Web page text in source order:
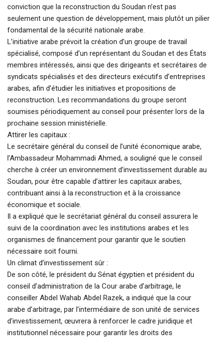
conviction que la reconstruction du Soudan n’est pas
seulement une question de développement, mais plutôt un pilier
fondamental de la sécurité nationale arabe.
L’initiative arabe prévoit la création d’un groupe de travail
spécialisé, composé d’un représentant du Soudan et des États
membres intéressés, ainsi que des dirigeants et secrétaires de
syndicats spécialisés et des directeurs exécutifs d’entreprises
arabes, afin d’étudier les initiatives et propositions de
reconstruction. Les recommandations du groupe seront
soumises périodiquement au conseil pour présenter lors de la
prochaine session ministérielle.
Attirer les capitaux :
Le secrétaire général du conseil de l’unité économique arabe,
l’Ambassadeur Mohammadi Ahmed, a souligné que le conseil
cherche à créer un environnement d’investissement durable au
Soudan, pour être capable d’attirer les capitaux arabes,
contribuant ainsi à la reconstruction et à la croissance
économique et sociale.
Il a expliqué que le secrétariat général du conseil assurera le
suivi de la coordination avec les institutions arabes et les
organismes de financement pour garantir que le soutien
nécessaire soit fourni.
Un climat d’investissement sûr :
De son côté, le président du Sénat égyptien et président du
conseil d’administration de la Cour arabe d’arbitrage, le
conseiller Abdel Wahab Abdel Razek, a indiqué que la cour
arabe d’arbitrage, par l’intermédiaire de son unité de services
d’investissement, œuvrera à renforcer le cadre juridique et
institutionnel nécessaire pour garantir les droits des